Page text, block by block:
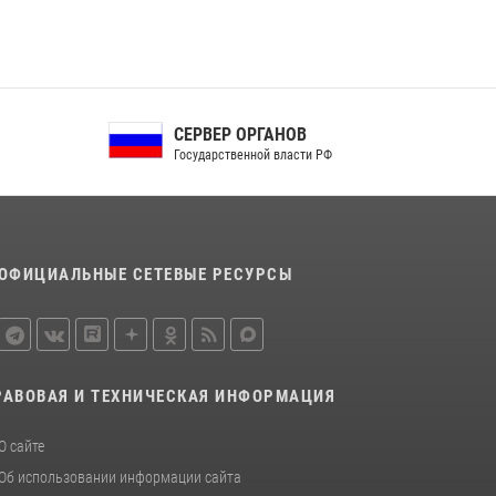
подозрению в краже
СЕРВЕР ОРГАНОВ
Государственной власти РФ
СЕТЕВЫЕ РЕСУРСЫ
И ТЕХНИЧЕСКАЯ ИНФОРМАЦИЯ
О сайте
Об использовании информации сайта